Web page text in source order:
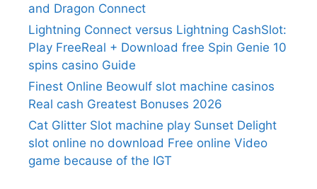
and Dragon Connect
Lightning Connect versus Lightning CashSlot:
Play FreeReal + Download free Spin Genie 10
spins casino Guide
Finest Online Beowulf slot machine casinos
Real cash Greatest Bonuses 2026
Cat Glitter Slot machine play Sunset Delight
slot online no download Free online Video
game because of the IGT